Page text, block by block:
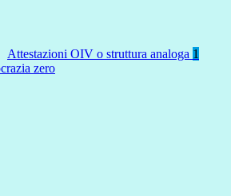
Attestazioni OIV o struttura analoga 1
zero